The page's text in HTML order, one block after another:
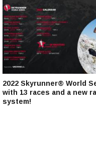
2022 Skyrunner® World
with 13 races and a new
system!